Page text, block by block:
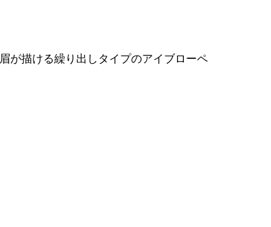
が描ける繰り出しタイプのアイブローペ